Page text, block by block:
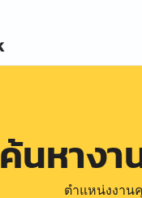
ค้นหางา
ตำแหน่งงาน